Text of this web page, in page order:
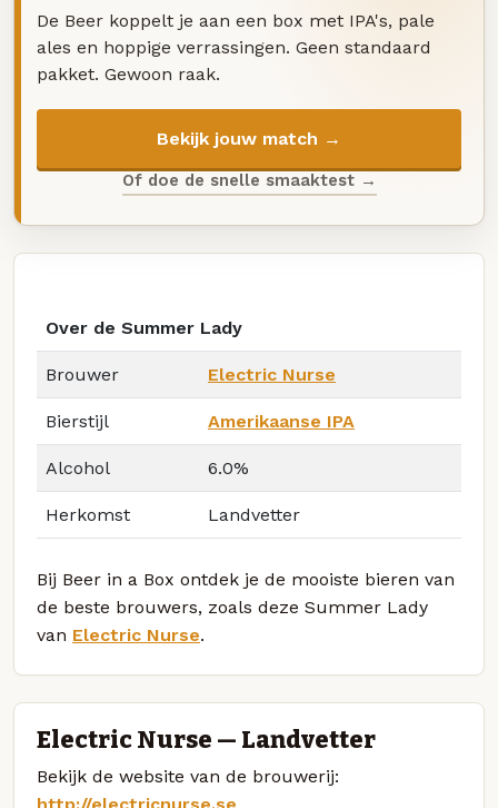
De Beer koppelt je aan een box met IPA's, pale
ales en hoppige verrassingen. Geen standaard
pakket. Gewoon raak.
Bekijk jouw match →
Of doe de snelle smaaktest →
Over de Summer Lady
Brouwer Electric Nurse
Bierstijl Amerikaanse IPA
Alcohol 6.0%
Herkomst Landvetter
Bij Beer in a Box ontdek je de mooiste bieren van
de beste brouwers, zoals deze Summer Lady
van Electric Nurse.
Electric Nurse — Landvetter
Bekijk de website van de brouwerij: